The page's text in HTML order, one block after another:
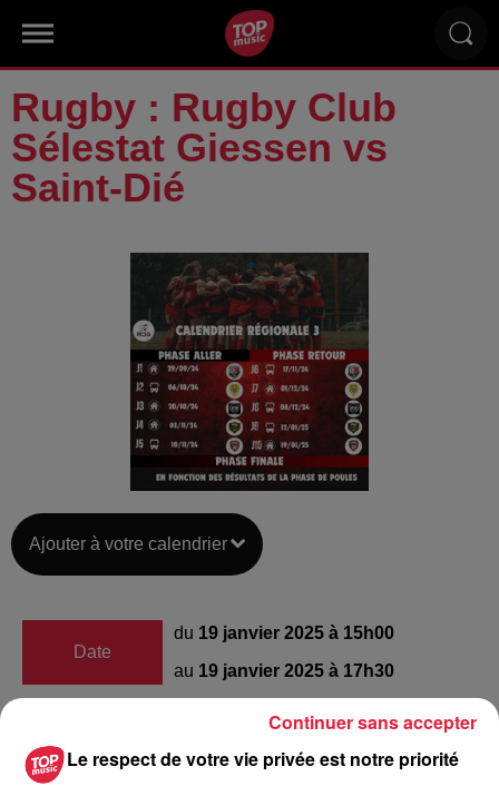
Rugby : Rugby Club
Sélestat Giessen vs
Saint-Dié
Ajouter à votre calendrier
Date
du 19 janvier 2025 à 15h00
au 19 janvier 2025 à 17h30
Lieu
Stade de rugby du Grubfeld
Le respect de votre vie privée est notre priorité
Continuer sans accepter